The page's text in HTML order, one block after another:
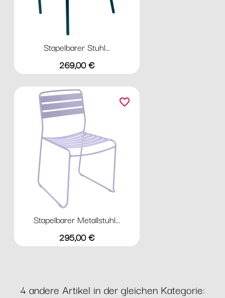
Stapelbarer Stuhl...
Preis
269,00 €
Stapelbarer Metallstuhl...
Preis
295,00 €
favorite_border
4 andere Artikel in der gleichen Kategorie: